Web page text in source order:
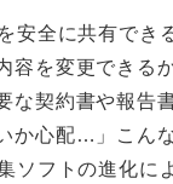
安全に共有でき
容を変更できる
契約書や報告
か心配…」こん
ソフトの進化に